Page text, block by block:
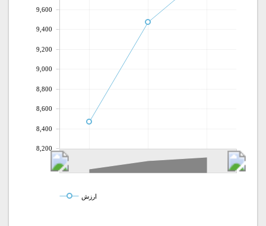
8,200
8,400
8,600
8,800
9,000
9,200
9,400
9,600
ارزش